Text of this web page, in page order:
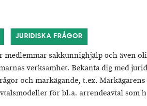
JURIDISKA FRÅGOR
medlemmar sakkunnighjälp och även
verksamhet. Bekanta dig med
och markägande, t.ex.
för bl.a. arrendeavtal som